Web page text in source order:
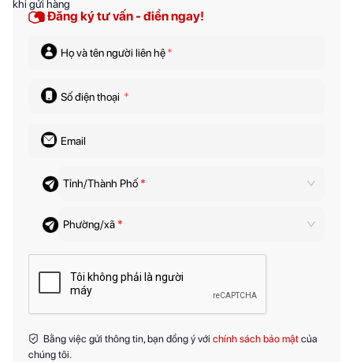
Đăng ký tư vấn - điền ngay!
Họ và tên người liên hệ*
Số điện thoại *
Email
Tỉnh/Thành Phố *
Phường/xã *
Bằng việc gửi thông tin, bạn đồng ý với chính sách bảo mật của
chúng tôi.